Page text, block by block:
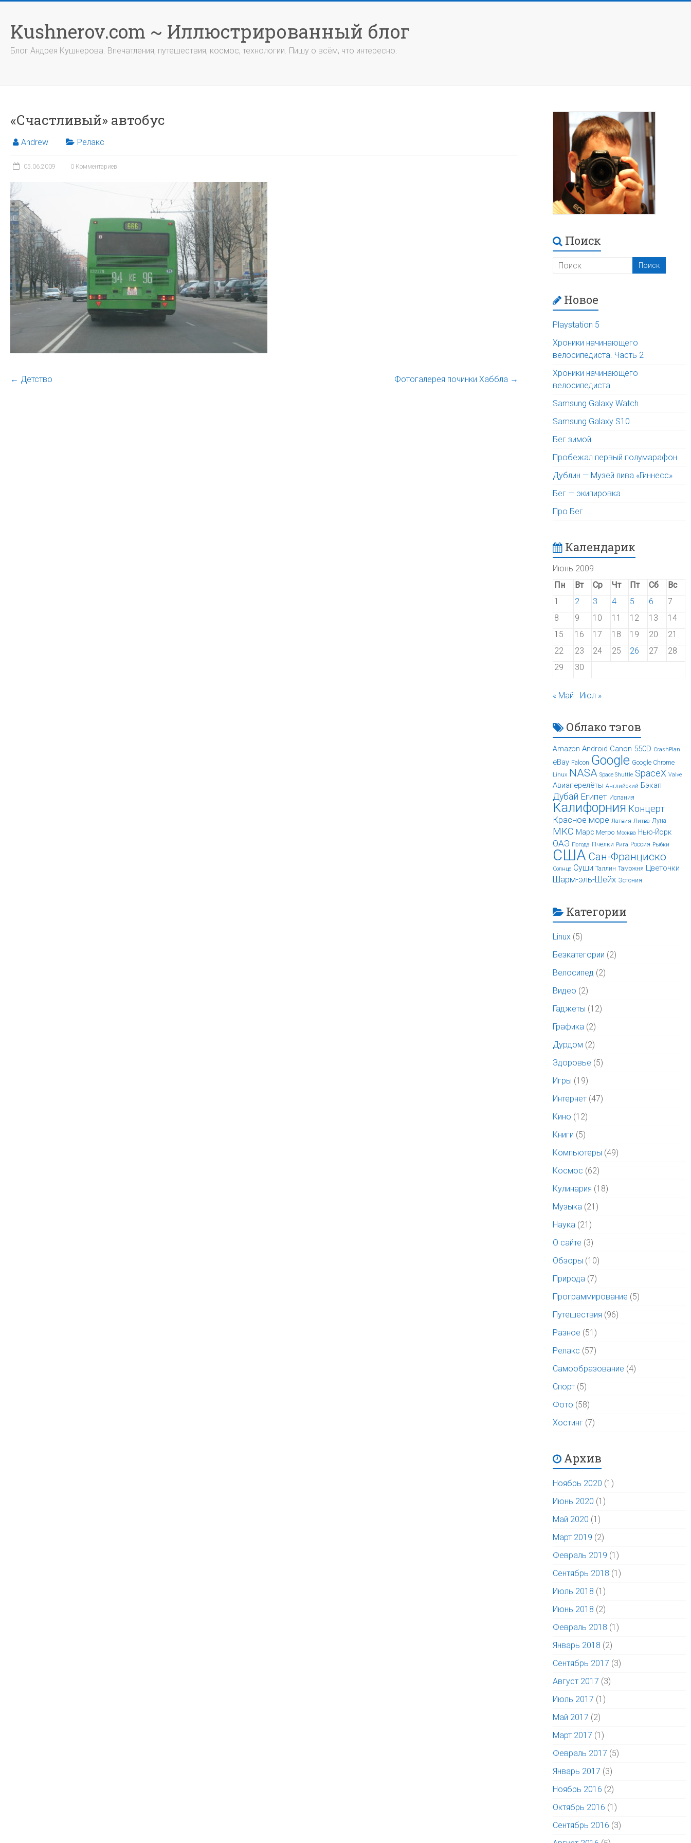
содержимому
Kushnerov.com ~ Иллюстрированный блог
Блог Андрея Кушнерова. Впечатления, путешествия, космос, технологии. Пишу о всём, что интересно.
«Счастливый» автобус
Andrew Релакс
05.06.2009 0 Комментариев
← Детство Фотогалерея починки Хаббла →
Поиск
Новое
Playstation 5
Хроники начинающего
велосипедиста. Часть 2
Хроники начинающего
велосипедиста
Samsung Galaxy Watch
Samsung Galaxy S10
Бег зимой
Пробежал первый полумарафон
Дублин — Музей пива «Гиннесс»
Бег — экипировка
Про Бег
Календарик
Июнь 2009
Пн
Вт Ср Чт Пт Сб
Вс
1
2 3 4 5 6
7
8
9 10 11 12 13
14
15
16 17 18 19 20
21
22
23 24 25 26 27
28
29
30
« Май Июл »
Облако тэгов
Amazon Android Canon 550D CrashPlan
eBay Falcon Google Google Chrome
Linux NASA Space Shuttle SpaceX Valve
Авиаперелёты Английский Бэкап
Дубай Египет Испания
Калифорния Концерт
Красное море Латвия Литва Луна
МКС Марс Метро Москва Нью-Йорк
ОАЭ Погода Пчёлки Рига Россия Рыбки
США Сан-Франциско
Солнце Суши Таллин Таможня Цветочки
Шарм-эль-Шейх Эстония
Категории
Linux (5)
Безкатегории (2)
Велосипед (2)
Видео (2)
Гаджеты (12)
Графика (2)
Дурдом (2)
Здоровье (5)
Игры (19)
Интернет (47)
Кино (12)
Книги (5)
Компьютеры (49)
Космос (62)
Кулинария (18)
Музыка (21)
Наука (21)
О сайте (3)
Обзоры (10)
Природа (7)
Программирование (5)
Путешествия (96)
Разное (51)
Релакс (57)
Самообразование (4)
Спорт (5)
Фото (58)
Хостинг (7)
Архив
Ноябрь 2020 (1)
Июнь 2020 (1)
Май 2020 (1)
Март 2019 (2)
Февраль 2019 (1)
Сентябрь 2018 (1)
Июль 2018 (1)
Июнь 2018 (2)
Февраль 2018 (1)
Январь 2018 (2)
Сентябрь 2017 (3)
Август 2017 (3)
Июль 2017 (1)
Май 2017 (2)
Март 2017 (1)
Февраль 2017 (5)
Январь 2017 (3)
Ноябрь 2016 (2)
Октябрь 2016 (1)
Сентябрь 2016 (3)